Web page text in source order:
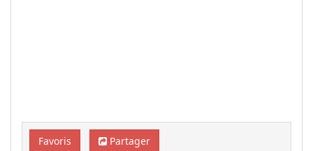
Favoris
Partager